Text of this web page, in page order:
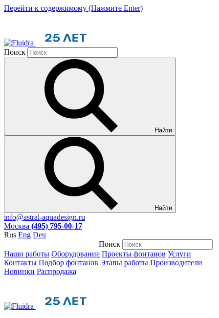
Перейти к содержимому (Нажмите Enter)
Поиск
Найти
Найти
info@astral-aquadesign.ru
Москва (495) 795-00-17
Rus Eng Deu
Поиск
Наши работы Оборудование Проекты фонтанов Услуги
Контакты Подбор фонтанов Этапы работы Производители
Новинки Распродажа